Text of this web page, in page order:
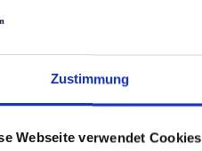
Zustimmung
Webseite verwendet Cookies